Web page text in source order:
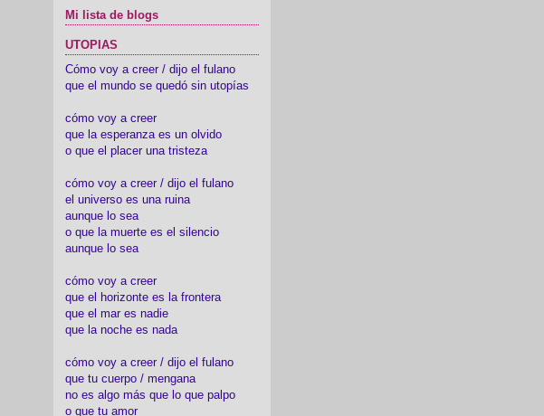
Mi lista de blogs
UTOPIAS
Cómo voy a creer / dijo el fulano
que el mundo se quedó sin utopías
cómo voy a creer
que la esperanza es un olvido
o que el placer una tristeza
cómo voy a creer / dijo el fulano
el universo es una ruina
aunque lo sea
o que la muerte es el silencio
aunque lo sea
cómo voy a creer
que el horizonte es la frontera
que el mar es nadie
que la noche es nada
cómo voy a creer / dijo el fulano
que tu cuerpo / mengana
no es algo más que lo que palpo
o que tu amor